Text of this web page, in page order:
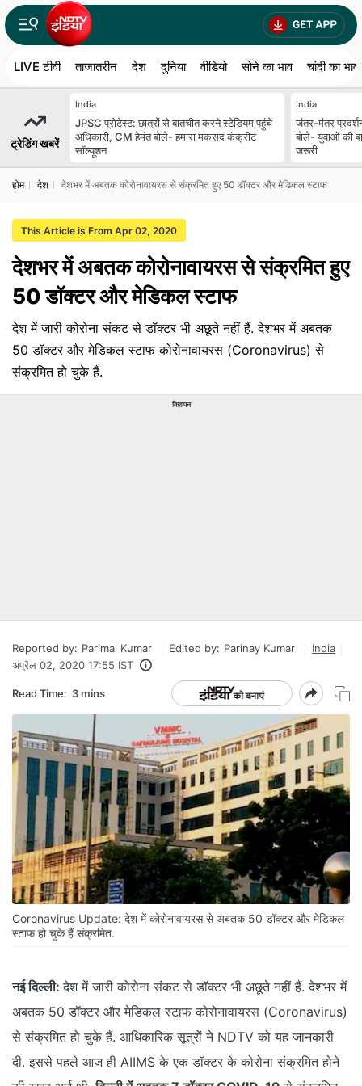
LIVE टीवी ताजातरीन देश दुनिया वीडियो सोने का भाव चांदी का भाव
ट्रेडिंग खबरें
India
JPSC प्रोटेस्ट: छात्रों से बातचीत करने स्टेडियम पहुंचे
अधिकारी, CM हेमंत बोले- हमारा मकसद कंक्रीट
सॉल्यूशन
India
जंतर-मंतर
बोले- युवाओं की
जरूरी
होम देश देशभर में अबतक कोरोनावायरस से संक्रमित हुए 50 डॉक्टर और मेडिकल स्टाफ
This Article is From Apr 02, 2020
देशभर में अबतक कोरोनावायरस से संक्रमित हुए
50 डॉक्टर और मेडिकल स्टाफ
देश में जारी कोरोना संकट से डॉक्टर भी अछूते नहीं हैं. देशभर में अबतक
50 डॉक्टर और मेडिकल स्टाफ कोरोनावायरस (Coronavirus) से
संक्रमित हो चुके हैं.
विज्ञापन
Reported by: Parimal Kumar Edited by: Parinay Kumar
India
अप्रैल 02, 2020 17:55 IST
Read Time: 3 mins
Coronavirus Update: देश में कोरोनावायरस से अबतक 50 डॉक्टर और मेडिकल
स्टाफ हो चुके हैं संक्रमित.
नई दिल्ली: देश में जारी कोरोना संकट से डॉक्टर भी अछूते नहीं हैं. देशभर में
अबतक 50 डॉक्टर और मेडिकल स्टाफ कोरोनावायरस (Coronavirus)
से संक्रमित हो चुके हैं. आधिकारिक सूत्रों ने NDTV को यह जानकारी
दी. इससे पहले आज ही AIIMS के एक डॉक्टर के कोरोना संक्रमित होने